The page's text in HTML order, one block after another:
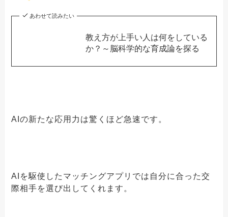
あわせて読みたい
教え方が上手い人は何をしている
か？～脳科学的な育成論を探る
AIの新たな応用力は驚くほど急速です。
AIを駆使したマッチングアプリでは自分に合った交
際相手を選び出してくれます。